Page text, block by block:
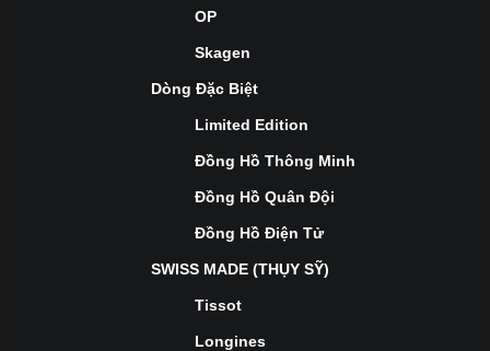
OP
Skagen
Dòng Đặc Biệt
Limited Edition
Đồng Hồ Thông Minh
Đồng Hồ Quân Đội
Đồng Hồ Điện Tử
SWISS MADE (THỤY SỸ)
Tissot
Longines